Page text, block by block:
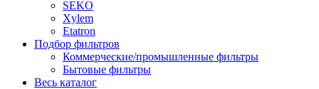
SEKO
Xylem
Etatron
Подбор фильтров
Коммерческие/промышленные фильтры
Бытовые фильтры
Весь каталог